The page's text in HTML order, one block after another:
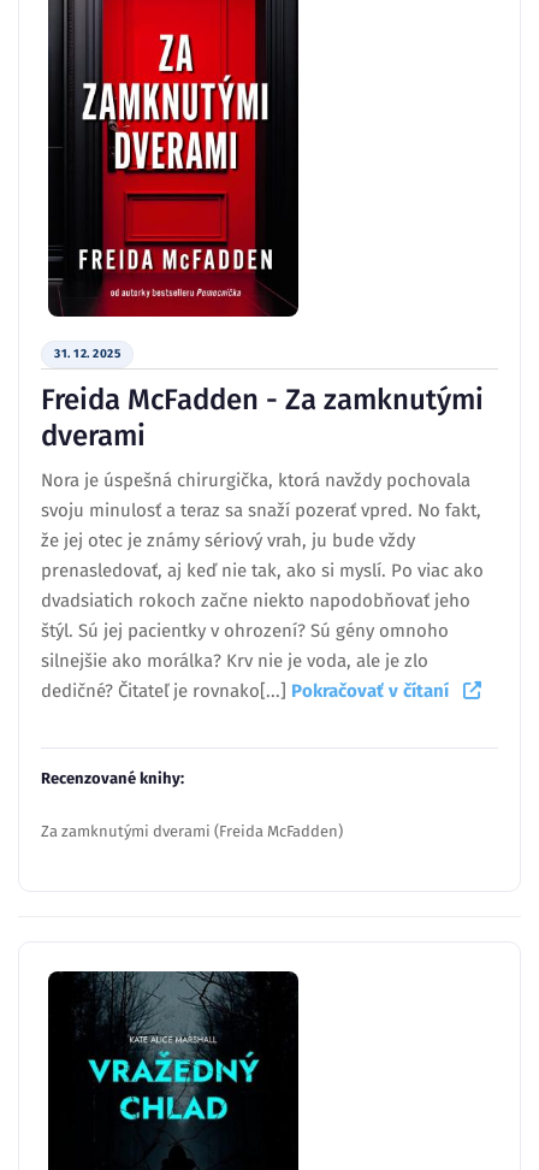
31. 12. 2025
Freida McFadden - Za zamknutými
dverami
Nora je úspešná chirurgička, ktorá navždy pochovala
svoju minulosť a teraz sa snaží pozerať vpred. No fakt,
že jej otec je známy sériový vrah, ju bude vždy
prenasledovať, aj keď nie tak, ako si myslí. Po viac ako
dvadsiatich rokoch začne niekto napodobňovať jeho
štýl. Sú jej pacientky v ohrození? Sú gény omnoho
silnejšie ako morálka? Krv nie je voda, ale je zlo
dedičné? Čitateľ je rovnako[...] Pokračovať v čítaní
Recenzované knihy:
Za zamknutými dverami (Freida McFadden)